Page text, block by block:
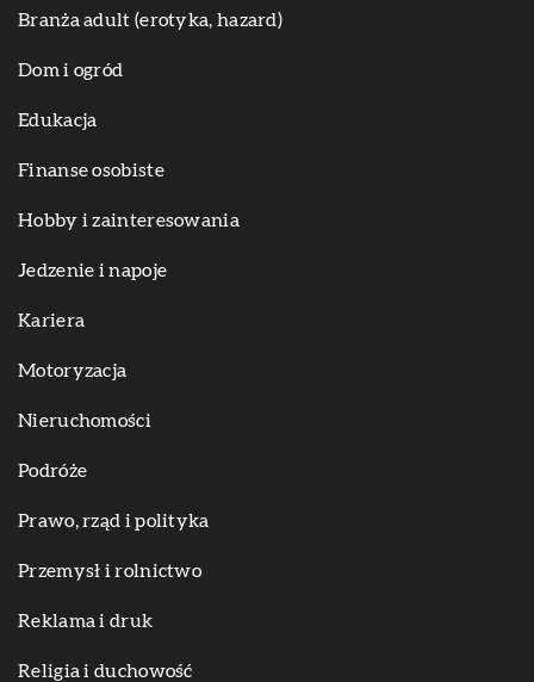
Branża adult (erotyka, hazard)
Dom i ogród
Edukacja
Finanse osobiste
Hobby i zainteresowania
Jedzenie i napoje
Kariera
Motoryzacja
Nieruchomości
Podróże
Prawo, rząd i polityka
Przemysł i rolnictwo
Reklama i druk
Religia i duchowość